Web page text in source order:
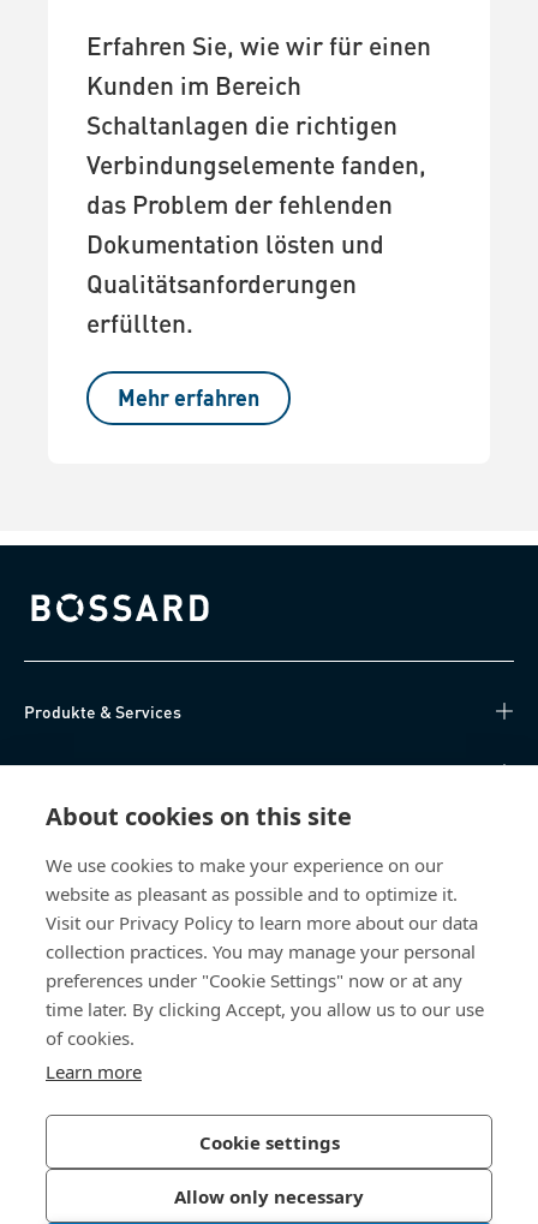
About cookies on this site
We use cookies to make your experience on our
website as pleasant as possible and to optimize it.
Visit our Privacy Policy to learn more about our data
collection practices. You may manage your personal
preferences under "Cookie Settings" now or at any
time later. By clicking Accept, you allow us to our use
of cookies.
Learn more
Cookie settings
Allow only necessary
Erfahren Sie, wie wir für einen
Kunden im Bereich
Schaltanlagen die richtigen
Verbindungselemente fanden,
das Problem der fehlenden
Dokumentation lösten und
Qualitätsanforderungen
erfüllten.
Mehr erfahren
Bossard homepage
Produkte & Services
Wissen
Über uns
Bossard Österreich
Concorde Business Park 2/F/15
2320 Schwechat